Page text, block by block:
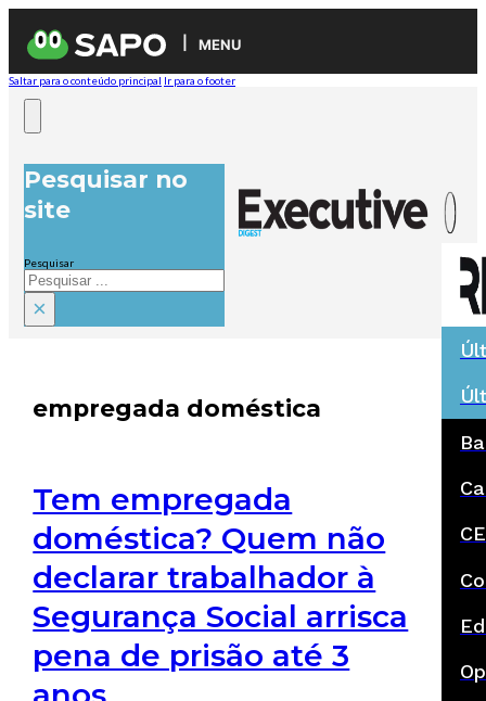
MENU
Saltar para o conteúdo principal Ir para o footer
Pesquisar no
site
Pesquisar
×
empregada doméstica
Tem empregada
doméstica? Quem não
declarar trabalhador à
Segurança Social arrisca
pena de prisão até 3